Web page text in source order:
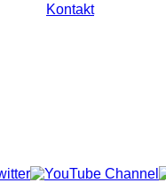
Kontakt